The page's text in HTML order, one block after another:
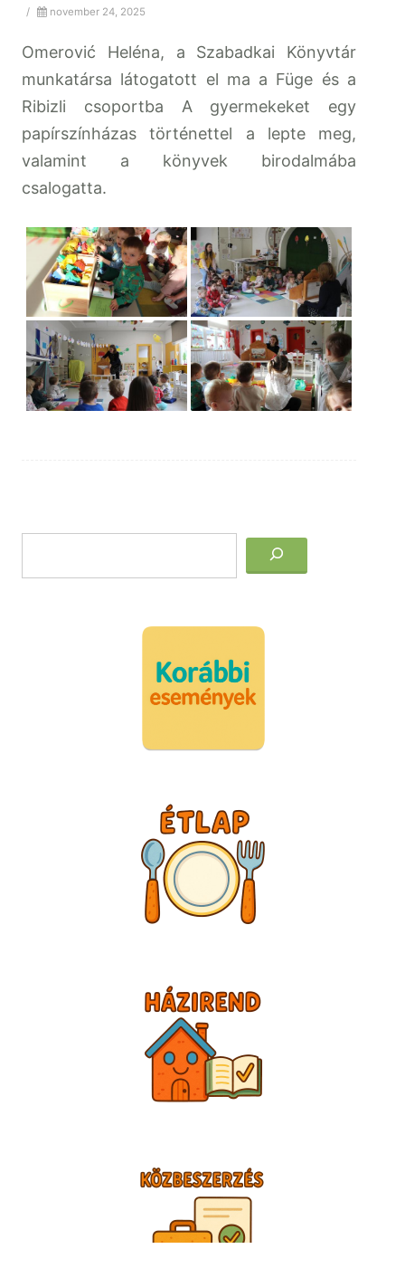
/ november 24, 2025
Omerović Heléna, a Szabadkai Könyvtár
munkatársa látogatott el ma a Füge és a
Ribizli csoportba A gyermekeket egy
papírszínházas történettel a lepte meg,
valamint a könyvek birodalmába
csalogatta.
Keresés